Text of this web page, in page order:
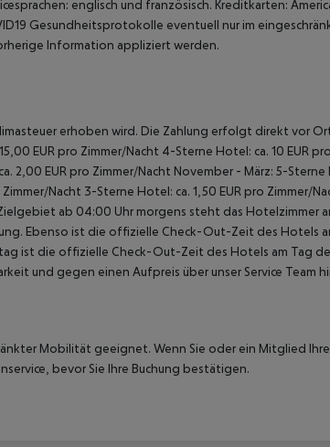
englisch und französisch. Kreditkarten:
Gesundheitsprotokolle eventuell nur im
Information appliziert werden.
erhoben wird. Die Zahlung erfolgt direkt vor
EUR pro Zimmer/Nacht 4-Sterne Hotel: ca. 10 EUR
2,00 EUR pro Zimmer/Nacht November - März: 5-
Nacht 3-Sterne Hotel: ca. 1,50 EUR pro Zimmer/
ab 04:00 Uhr morgens steht das Hotelzimmer
Ebenso ist die offizielle Check-Out-Zeit des Hotels
ist die offizielle Check-Out-Zeit des Hotels am Tag
und gegen einen Aufpreis über unser Service Team
Mobilität geeignet. Wenn Sie oder ein Mitglied
bevor Sie Ihre Buchung bestätigen.